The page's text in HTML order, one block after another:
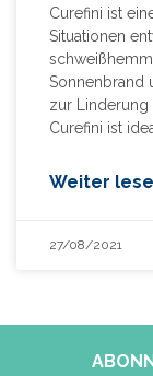
Curefini ist
Situationen
Sonnenbrand
zur Linderung
Curefini ist
Weiter
27/08/2021